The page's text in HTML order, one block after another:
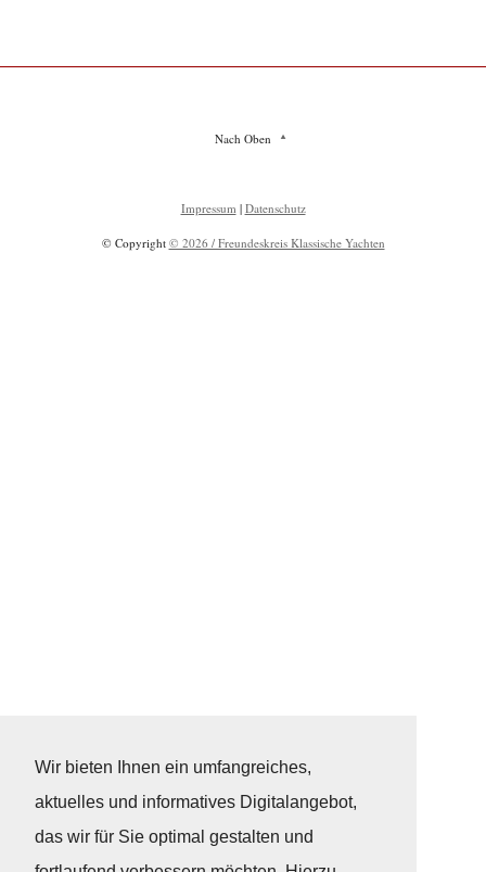
Wir bieten Ihnen ein umfangreiches,
aktuelles und informatives Digitalangebot,
das wir für Sie optimal gestalten und
Nach Oben
Impressum | Datenschutz
© Copyright © 2026 / Freundeskreis Klassische Yachten